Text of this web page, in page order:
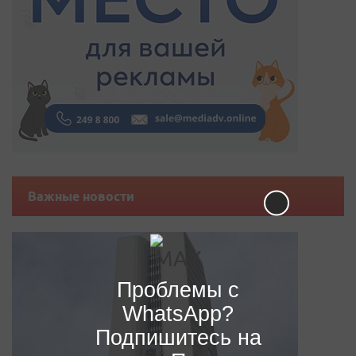
Важные новости
Проблемы с
WhatsApp?
Подпишитесь на